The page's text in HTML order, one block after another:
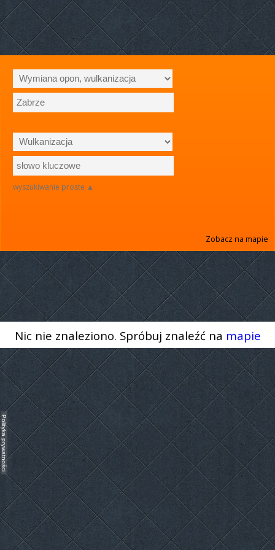
wyszukiwanie proste ▲
Zobacz na mapie
Nic nie znaleziono. Spróbuj znaleźć na mapie
Polityka prywatności